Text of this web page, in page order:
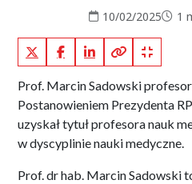
Data publikacji:
10/02/2025Czas
1
X (Twitter)FacebookLinkedInKopiuj pełny
Kopiuj
Prof. Marcin Sadowski
Postanowieniem Prezydenta
uzyskał tytuł profesora nauk
w dyscyplinie nauki medyczne.
Prof. dr hab. Marcin Sadowski